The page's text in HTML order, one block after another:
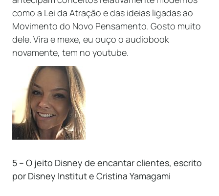
como a Lei da Atração e das ideias ligadas ao
Movimento do Novo Pensamento. Gosto muito
dele. Vira e mexe, eu ouço o audiobook
novamente, tem no youtube.
5 – O jeito Disney de encantar clientes, escrito
por Disney Institut e Cristina Yamagami